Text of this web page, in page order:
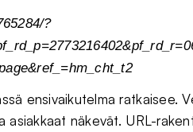
?
ensivaikutelma ratkaisee.
asiakkaat näkevät. URL-